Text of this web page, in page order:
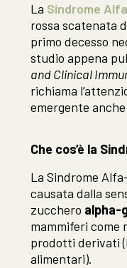
La Sindrome
rossa scatenata
primo decesso
studio appena
and Clinical
richiama
emergente
Che cos’è la
La Sindrome
causata dalla
zucchero alpha-
mammiferi come
prodotti derivati
alimentari).